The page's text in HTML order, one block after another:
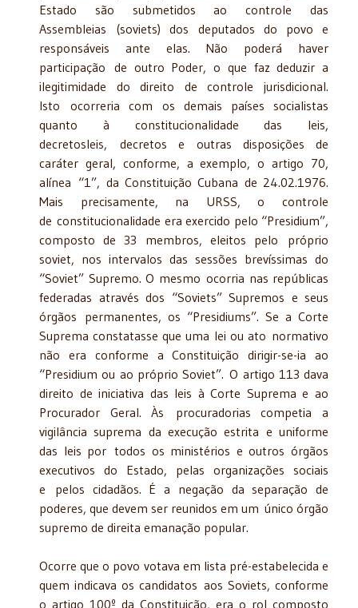
Estado são submetidos ao controle das
Assembleias (soviets) dos deputados do povo e
responsáveis ante elas. Não poderá haver
participação de outro Poder, o que faz deduzir a
ilegitimidade do direito de controle jurisdicional.
Isto ocorreria com os demais países socialistas
quanto à constitucionalidade das leis,
decretosleis, decretos e outras disposições de
caráter geral, conforme, a exemplo, o artigo 70,
alínea “1”, da Constituição Cubana de 24.02.1976.
Mais precisamente, na URSS, o controle
de constitucionalidade era exercido pelo “Presidium”,
composto de 33 membros, eleitos pelo próprio
soviet, nos intervalos das sessões brevíssimas do
“Soviet” Supremo. O mesmo ocorria nas repúblicas
federadas através dos “Soviets” Supremos e seus
órgãos permanentes, os “Presidiums”. Se a Corte
Suprema constatasse que uma lei ou ato normativo
não era conforme a Constituição dirigir-se-ia ao
“Presidium ou ao próprio Soviet”. O artigo 113 dava
direito de iniciativa das leis à Corte Suprema e ao
Procurador Geral. Às procuradorias competia a
vigilância suprema da execução estrita e uniforme
das leis por todos os ministérios e outros órgãos
executivos do Estado, pelas organizações sociais
e pelos cidadãos. É a negação da separação de
poderes, que devem ser reunidos em um único órgão
supremo de direita emanação popular.
Ocorre que o povo votava em lista pré-estabelecida e
quem indicava os candidatos aos Soviets, conforme
o artigo 100º da Constituição, era o rol composto